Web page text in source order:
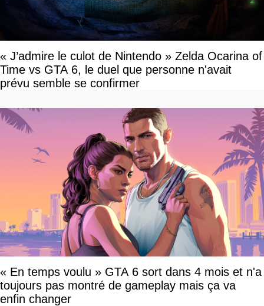
« J’admire le culot de Nintendo » Zelda Ocarina of
Time vs GTA 6, le duel que personne n'avait
prévu semble se confirmer
« En temps voulu » GTA 6 sort dans 4 mois et n'a
toujours pas montré de gameplay mais ça va
enfin changer